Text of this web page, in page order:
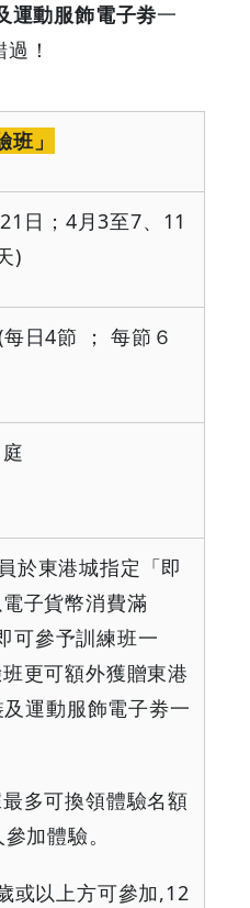
運動服飾電子劵一
！
班」
21 日； 4月3至7、 11
)
每日4節 ；
每節６
於東港城指定「即
子貨幣消費滿
可參予訓練班一
更可額外獲贈東港
及運動服飾電子劵一
多可換領體驗名額
參加體驗。
或以上方可參加,12